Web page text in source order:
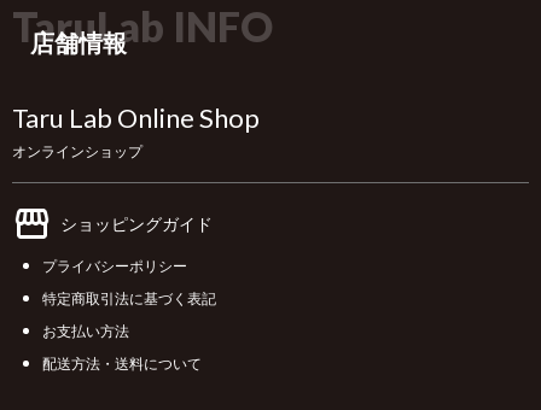
TaruLab INFO
店舗情報
Taru Lab Online Shop
オンラインショップ
ショッピングガイド
プライバシーポリシー
特定商取引法に基づく表記
お支払い方法
配送方法・送料について